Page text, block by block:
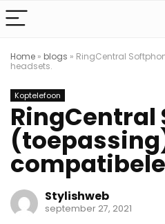
Home » blogs » RingCentral
headsets.
Koptelefoon
RingCentral
Stylishweb
september 27, 2021